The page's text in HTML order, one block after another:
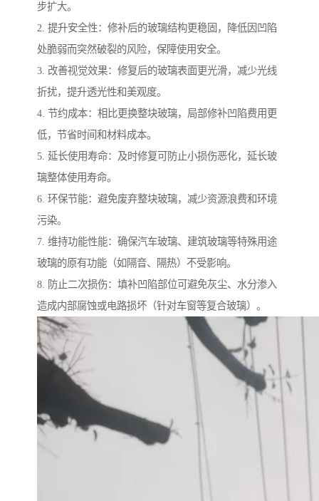
步扩大。
2. 提升安全性：修补后的玻璃结构更稳固，降低因凹陷
处脆弱而突然破裂的风险，保障使用安全。
3. 改善视觉效果：修复后的玻璃表面更光滑，减少光线
折扰，提升透光性和美观度。
4. 节约成本：相比更换整块玻璃，局部修补凹陷费用更
低，节省时间和材料成本。
5. 延长使用寿命：及时修复可防止小损伤恶化，延长玻
璃整体使用寿命。
6. 环保节能：避免废弃整块玻璃，减少资源浪费和环境
污染。
7. 维持功能性能：确保汽车玻璃、建筑玻璃等特殊用途
玻璃的原有功能（如隔音、隔热）不受影响。
8. 防止二次损伤：填补凹陷部位可避免灰尘、水分渗入
造成内部腐蚀或电路损坏（针对车窗等复合玻璃）。